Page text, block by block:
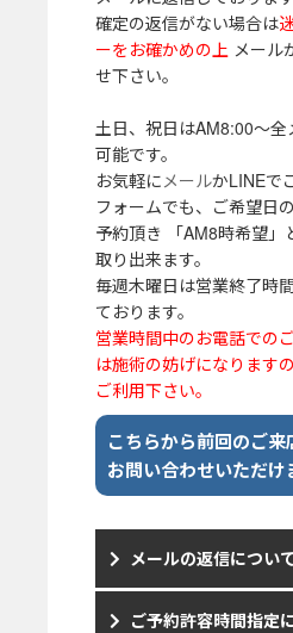
確定の返信がない場合は
ーをお確かめの上 メール
せ下さい。
土日、祝日はAM8:00～
可能です。
お気軽に メールかLINEで
フォームでも、ご希望日
予約頂き 「AM8時希望」
取り出来ます。
毎週木曜日は営業終了時
ております。
営業時間中のお電話での
は施術の妨げになります
ご利用下さい。
こちらから前回のご来
お問い合わせいただけ
メールの返信につい
ご予約許容時間指定